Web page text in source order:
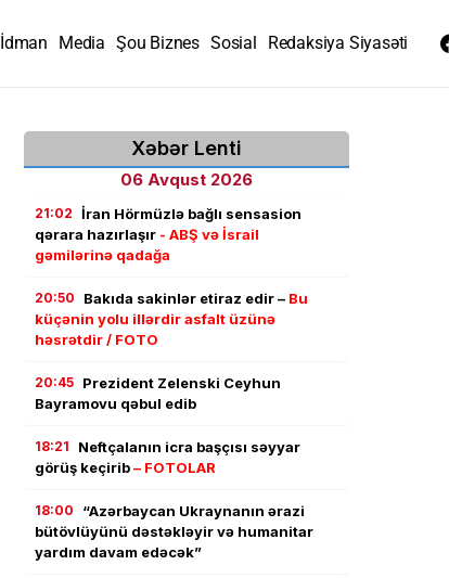
İdman Media Şou Biznes Sosial Redaksiya Siyasəti
Xəbər Lenti
06 Avqust 2026
21:02 İran Hörmüzlə bağlı sensasion
qərara hazırlaşır - ABŞ və İsrail
gəmilərinə qadağa
20:50 Bakıda sakinlər etiraz edir – Bu
küçənin yolu illərdir asfalt üzünə
həsrətdir / FOTO
20:45 Prezident Zelenski Ceyhun
Bayramovu qəbul edib
18:21
Neftçalanın icra başçısı səyyar
görüş keçirib– FOTOLAR
18:00
“Azərbaycan Ukraynanın ərazi
bütövlüyünü dəstəkləyir və humanitar
yardım davam edəcək”